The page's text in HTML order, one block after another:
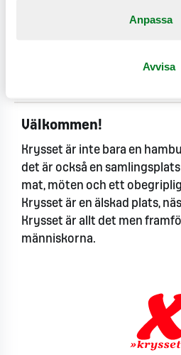
Anpassa
Avvisa
Välkommen!
Krysset är inte bara en
det är också en
mat, möten och ett
Krysset är en älskad plats,
Krysset är allt det men
människorna.